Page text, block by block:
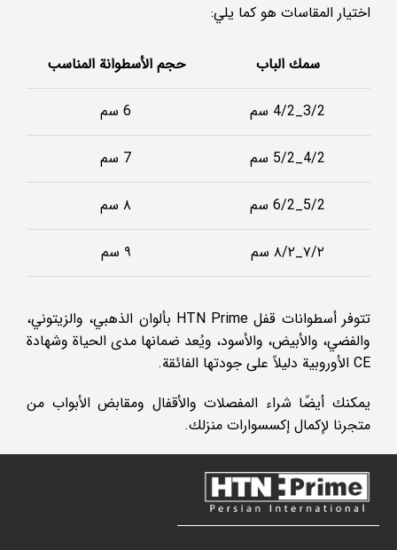
اختيار المقاسات هو كما يلي:
سمك الباب حجم الأسطوانة المناسب
3/2_4/2 سم 6 سم
4/2_5/2 سم 7 سم
5/2_6/2 سم ٨ سم
٧/٢_٨/٢ سم ٩ سم
تتوفر أسطوانات قفل HTN Prime بألوان الذهبي، والزيتوني،
والفضي، والأبيض، والأسود، ويُعد ضمانها مدى الحياة وشهادة
CE الأوروبية دليلاً على جودتها الفائقة.
يمكنك أيضًا شراء المفصلات والأقفال ومقابض الأبواب من
متجرنا لإكمال إكسسوارات منزلك.